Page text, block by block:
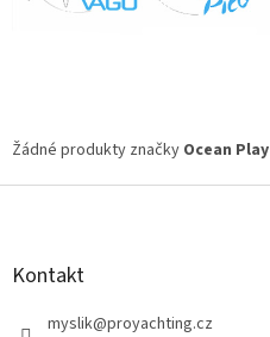
Žádné produkty značky Ocean Play
Z
Kontakt
myslik@proyachting.cz